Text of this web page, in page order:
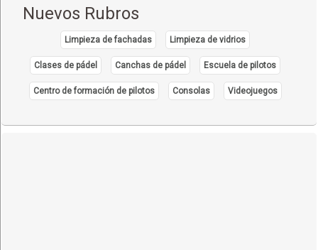
Nuevos Rubros
Limpieza de fachadas Limpieza de vidrios
Clases de pádel Canchas de pádel Escuela de pilotos
Centro de formación de pilotos Consolas Videojuegos